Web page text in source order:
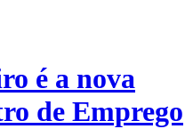
é a nova
de Emprego